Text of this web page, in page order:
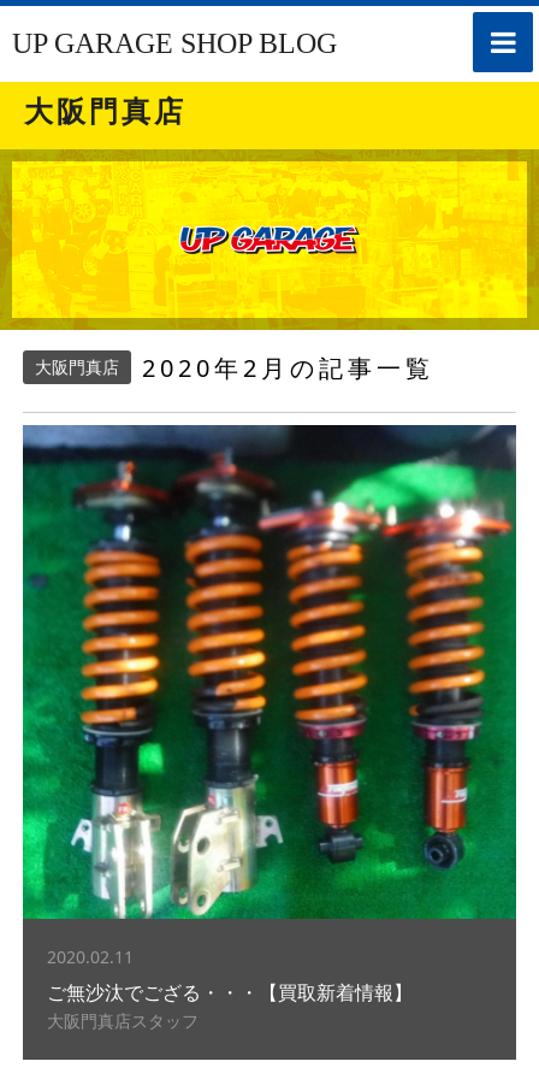
toggle
UP GARAGE SHOP BLOG
大阪門真店
大阪門真店 2020年2月の記事一覧
2020.02.11
ご無沙汰でござる・・・【買取新着情報】
大阪門真店スタッフ